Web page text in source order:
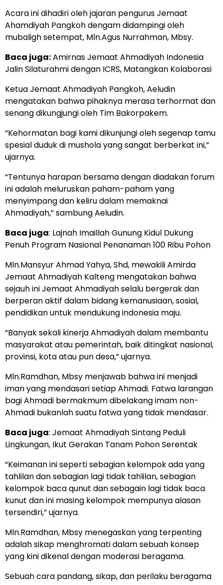
Acara ini dihadiri oleh jajaran pengurus Jemaat
Ahamdiyah Pangkoh dengam didampingi oleh
mubaligh setempat, Mln.Agus Nurrahman, Mbsy.
Baca juga:Amirnas Jemaat Ahmadiyah Indonesia
Jalin Silaturahmi dengan ICRS, Matangkan Kolaborasi
Ketua Jemaat Ahmadiyah Pangkoh, Aeludin
mengatakan bahwa pihaknya merasa terhormat dan
senang dikungjungi oleh Tim Bakorpakem.
“Kehormatan bagi kami dikunjungi oleh segenap tamu
spesial duduk di mushola yang sangat berberkat ini,”
ujarnya.
“Tentunya harapan bersama dengan diadakan forum
ini adalah meluruskan paham-paham yang
menyimpang dan keliru dalam memaknai
Ahmadiyah,” sambung Aeludin.
Baca juga: Lajnah Imaillah Gunung Kidul Dukung
Penuh Program Nasional Penanaman 100 Ribu Pohon
Mln.Mansyur Ahmad Yahya, Shd, mewakili Amirda
Jemaat Ahmadiyah Kalteng mengatakan bahwa
sejauh ini Jemaat Ahmadiyah selalu bergerak dan
berperan aktif dalam bidang kemanusiaan, sosial,
pendidikan untuk mendukung indonesia maju.
“Banyak sekali kinerja Ahmadiyah dalam membantu
masyarakat atau pemerintah, baik ditingkat nasional,
provinsi, kota atau pun desa,” ujarnya.
Mln.Ramdhan, Mbsy menjawab bahwa ini menjadi
iman yang mendasari setiap Ahmadi. Fatwa larangan
bagi Ahmadi bermakmum dibelakang imam non-
Ahmadi bukanlah suatu fatwa yang tidak mendasar.
Baca juga: Jemaat Ahmadiyah Sintang Peduli
Lingkungan, Ikut Gerakan Tanam Pohon Serentak
“Keimanan ini seperti sebagian kelompok ada yang
tahlilan dan sebagian lagi tidak tahlilan, sebagian
kelompok baca qunut dan sebagain lagi tidak baca
kunut dan ini masing kelompok mempunya alasan
tersendiri,” ujarnya.
Mln.Ramdhan, Mbsy menegaskan yang terpenting
adalah sikap menghromati dalam sebuah konsep
yang kini dikenal dengan moderasi beragama.
Sebuah cara pandang, sikap, dan perilaku beragama